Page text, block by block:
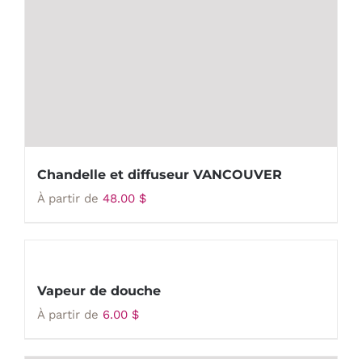
Chandelle et diffuseur VANCOUVER
À partir de 48.00 $
Vapeur de douche
À partir de 6.00 $